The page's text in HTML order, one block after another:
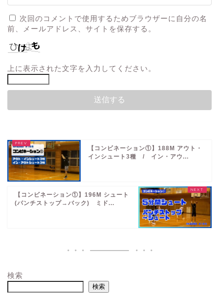
次回のコメントで使用するためブラウザーに自分の名
前、メールアドレス、サイトを保存する。
上に表示された文字を入力してください。
【コンビネーション①】188M アウト・
インシュート3種 / イン・アウ...
【コンビネーション①】196M シュート
(パンチストップ→バック) ミド...
検索
検索